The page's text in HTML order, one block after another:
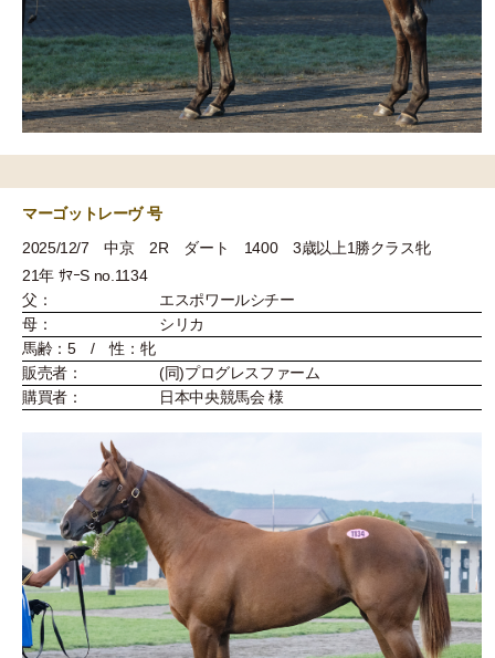
マーゴットレーヴ 号
2025/12/7 中京 2R ダート 1400 3歳以上1勝クラス牝
21年 ｻﾏｰS no.1134
父：
エスポワールシチー
母：
シリカ
馬齢：5 / 性：牝
販売者：
(同)プログレスファーム
購買者：
日本中央競馬会 様